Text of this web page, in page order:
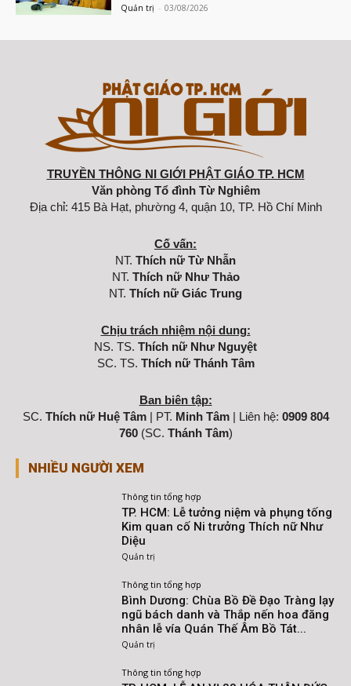
Quản trị - 03/08/2026
TRUYỀN THÔNG NI GIỚI PHẬT GIÁO TP. HCM
Văn phòng Tổ đình Từ Nghiêm
Địa chỉ: 415 Bà Hạt, phường 4, quận 10, TP. Hồ Chí Minh
Cố vấn:
NT. Thích nữ Từ Nhẫn
NT. Thích nữ Như Thảo
NT. Thích nữ Giác Trung
Chịu trách nhiệm nội dung:
NS. TS. Thích nữ Như Nguyệt
SC. TS. Thích nữ Thánh Tâm
Ban biên tập:
SC. Thích nữ Huệ Tâm| PT. Minh Tâm| Liên hệ: 0909 804
760(SC. Thánh Tâm)
NHIỀU NGƯỜI XEM
Thông tin tổng hợp
TP. HCM: Lễ tưởng niệm và phụng tống
Kim quan cố Ni trưởng Thích nữ Như
Diệu
Quản trị
Thông tin tổng hợp
Bình Dương: Chùa Bồ Đề Đạo Tràng lạy
ngũ bách danh và Thắp nến hoa đăng
nhân lễ vía Quán Thế Âm Bồ Tát...
Quản trị
Thông tin tổng hợp